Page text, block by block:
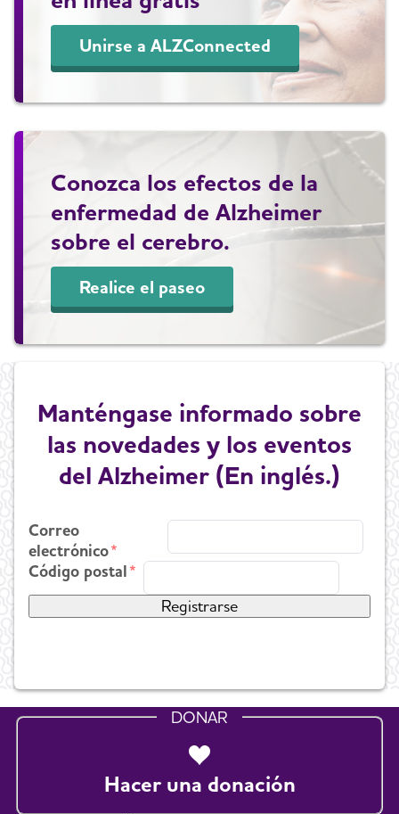
Unirse a ALZConnected
Conozca los efectos de la
enfermedad de Alzheimer
sobre el cerebro.
Realice el paseo
Manténgase informado sobre
las novedades y los eventos
del Alzheimer (En inglés.)
Correo
electrónico
Código postal
DONAR
Hacer una donación